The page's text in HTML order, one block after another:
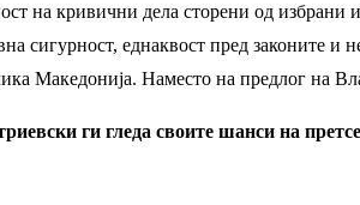
на кривични дела сторени од
сигурност, еднаквост пред законите и
Македонија. Наместо на предлог на
ги гледа своите шанси на претсе